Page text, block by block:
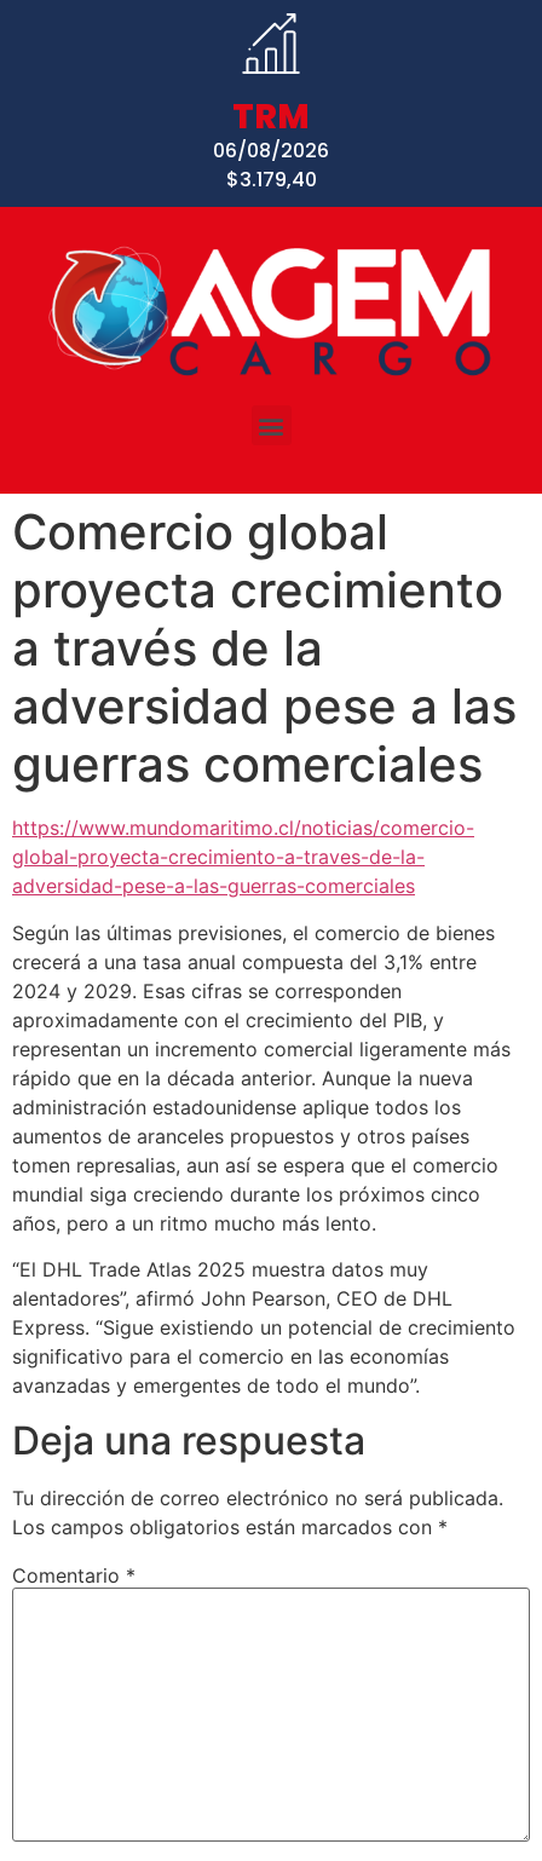
TRM
06/08/2026
$3.179,40
Comercio global
proyecta crecimiento
a través de la
adversidad pese a las
guerras comerciales
https://www.mundomaritimo.cl/noticias/comercio-
global-proyecta-crecimiento-a-traves-de-la-
adversidad-pese-a-las-guerras-comerciales
Según las últimas previsiones, el comercio de bienes
crecerá a una tasa anual compuesta del 3,1% entre
2024 y 2029. Esas cifras se corresponden
aproximadamente con el crecimiento del PIB, y
representan un incremento comercial ligeramente más
rápido que en la década anterior. Aunque la nueva
administración estadounidense aplique todos los
aumentos de aranceles propuestos y otros países
tomen represalias, aun así se espera que el comercio
mundial siga creciendo durante los próximos cinco
años, pero a un ritmo mucho más lento.
“El DHL Trade Atlas 2025 muestra datos muy
alentadores”, afirmó John Pearson, CEO de DHL
Express. “Sigue existiendo un potencial de crecimiento
significativo para el comercio en las economías
avanzadas y emergentes de todo el mundo”.
Deja una respuesta
Tu dirección de correo electrónico no será publicada.
Los campos obligatorios están marcados con *
Comentario *